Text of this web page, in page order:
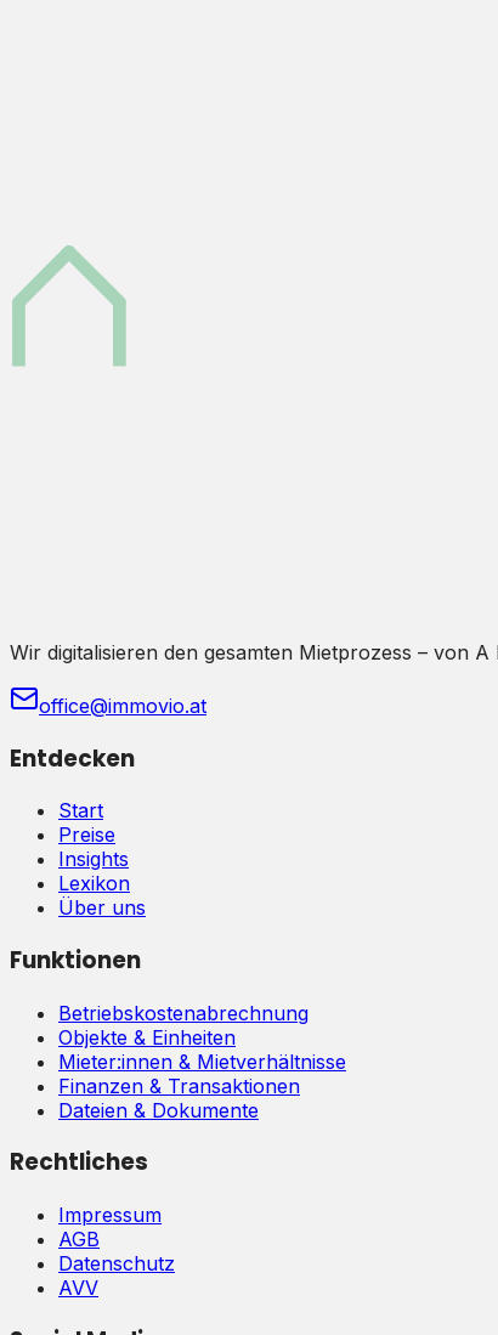
Wir digitalisieren den gesamten Mietprozess – von A
office@immovio.at
Entdecken
Start
Preise
Insights
Lexikon
Über uns
Funktionen
Betriebskostenabrechnung
Objekte & Einheiten
Mieter:innen & Mietverhältnisse
Finanzen & Transaktionen
Dateien & Dokumente
Rechtliches
Impressum
AGB
Datenschutz
AVV